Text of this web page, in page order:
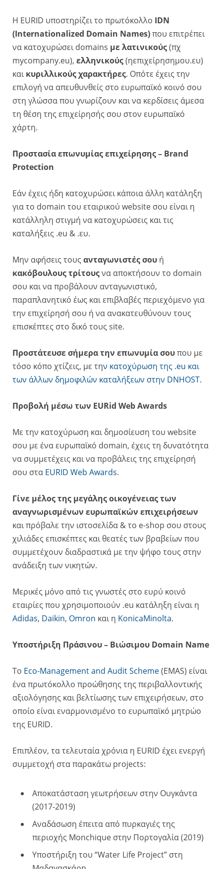
Η EURID υποστηρίζει το πρωτόκολλο IDN
(Internationalized Domain Names)που επιτρέπει
να κατοχυρώσει domains με λατινικούς(πχ
mycompany.eu), ελληνικούς(ηεπιχείρησημου.ευ)
και κυριλλικούς χαρακτήρες. Οπότε έχεις την
επιλογή να απευθυνθείς στο ευρωπαϊκό κοινό σου
στη γλώσσα που γνωρίζουν και να κερδίσεις άμεσα
τη θέση της επιχείρησής σου στον ευρωπαϊκό
χάρτη.
Προστασία επωνυμίας επιχείρησης – Brand
Protection
Εάν έχεις ήδη κατοχυρώσει κάποια άλλη κατάληξη
για το domain του εταιρικού website σου είναι η
κατάλληλη στιγμή να κατοχυρώσεις και τις
καταλήξεις .eu & .ευ.
Μην αφήσεις τους ανταγωνιστές σου ή
κακόβουλους τρίτουςνα αποκτήσουν το domain
σου και να προβάλουν ανταγωνιστικό,
παραπλανητικό έως και επιβλαβές περιεχόμενο για
την επιχείρησή σου ή να ανακατευθύνουν τους
επισκέπτες στο δικό τους site.
Προστάτευσε σήμερα την επωνυμία σουπου με
τόσο κόπο χτίζεις, με την κατοχύρωση της .eu και
των άλλων δημοφιλών καταλήξεων στην DNHOST.
Προβολή μέσω των EURid Web Awards
Με την κατοχύρωση και δημοσίευση του website
σου με ένα ευρωπαϊκό domain, έχεις τη δυνατότητα
να συμμετέχεις και να προβάλεις της επιχείρησή
σου στα EURID Web Awards.
Γίνε μέλος της μεγάλης οικογένειας των
αναγνωρισμένων ευρωπαϊκών επιχειρήσεων
και πρόβαλε την ιστοσελίδα & το e-shop σου στους
χιλιάδες επισκέπτες και θεατές των βραβείων που
συμμετέχουν διαδραστικά με την ψήφο τους στην
ανάδειξη των νικητών.
Μερικές μόνο από τις γνωστές στο ευρύ κοινό
εταιρίες που χρησιμοποιούν .eu κατάληξη είναι η
Adidas, Daikin, Omron και η KonicaMinolta.
Υποστήριξη Πράσινου – Βιώσιμου Domain Name
To Eco-Management and Audit Scheme(EMAS) είναι
ένα πρωτόκολλο προώθησης της περιβαλλοντικής
αξιολόγησης και βελτίωσης των επιχειρήσεων, στο
οποίο είναι εναρμονισμένο το ευρωπαϊκό μητρώο
της EURID.
Επιπλέον, τα τελευταία χρόνια η EURID έχει ενεργή
συμμετοχή στα παρακάτω projects:
Aποκατάσταση γεωτρήσεων στην Ουγκάντα
(2017-2019)
Αναδάσωση έπειτα από πυρκαγιές της
περιοχής Monchique στην Πορτογαλία (2019)
Υποστήριξη του “Water Life Project” στη